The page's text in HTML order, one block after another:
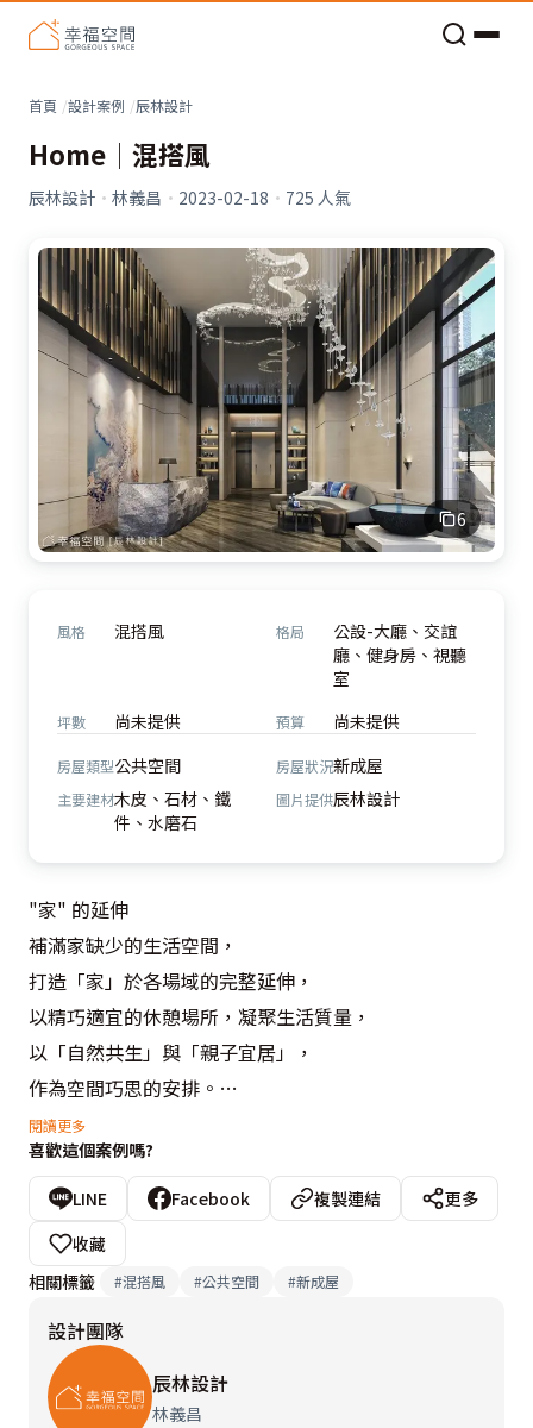
首頁 設計案例 辰林設計
Home│混搭風
辰林設計 · 林義昌 · 2023-02-18 · 725 人氣
6
風格 混搭風 格局
公設-大廳、交誼
廳、健身房、視聽
室
坪數 尚未提供 預算 尚未提供
房屋類型公共空間 房屋狀況新成屋
主要建材木皮、石材、鐵
件、水磨石
圖片提供辰林設計
"家" 的延伸
補滿家缺少的生活空間，
打造「家」於各場域的完整延伸，
以精巧適宜的休憩場所，凝聚生活質量，
以「自然共生」與「親子宜居」，
作為空間巧思的安排。
設計理念：雲水石木
設計概念文字為【辰林設計】提供
閱讀更多
喜歡這個案例嗎?
LINE Facebook 複製連結
更多
收藏
相關標籤
#混搭風 #公共空間 #新成屋
設計團隊
辰林設計
林義昌